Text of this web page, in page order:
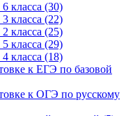
класса (30)
класса (22)
класса (25)
класса (29)
класса (18)
к ЕГЭ по базовой
к ОГЭ по русскому